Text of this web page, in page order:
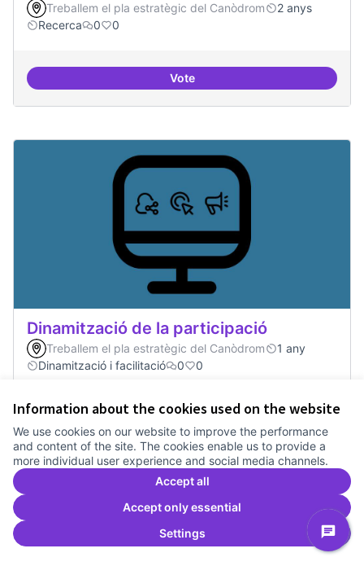
Information about the cookies used on the website
We use cookies on our website to improve the performance
and content of the site. The cookies enable us to provide a
more individual user experience and social media channels.
Accept all
Accept only essential
Settings
Treballem el pla estratègic del Canòdrom
2 anys
Recerca
0 0
VoteDigitalització de l'administració
Dinamització de la participació
Treballem el pla estratègic del Canòdrom
1 any
Dinamització i facilitació
0 0
VoteDinamització de la participació